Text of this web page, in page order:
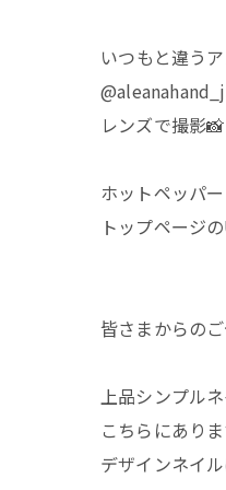
いつもと違う
レンズで撮影📸
ホットペッパ
トップページ
皆さまからの
上品シンプル
こちらにあり
デザインネイ